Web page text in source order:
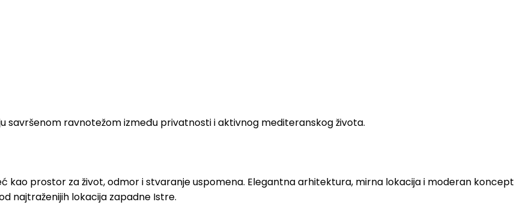
savršenom ravnotežom između privatnosti i aktivnog mediteranskog života.
kao prostor za život, odmor i stvaranje uspomena. Elegantna arhitektura, mirna lokacija i moderan koncept
najtraženijih lokacija zapadne Istre.